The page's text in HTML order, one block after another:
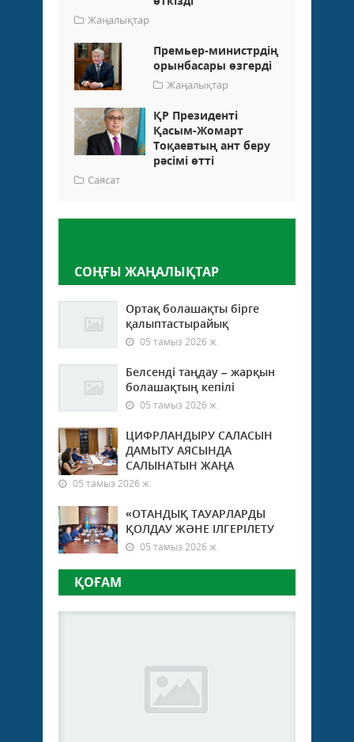
Жаңалықтар
Премьер-министрдің
орынбасары өзгерді
Жаңалықтар
ҚР Президенті
Қасым-Жомарт
Тоқаевтың ант беру
рәсімі өтті
Саясат
СОҢҒЫ ЖАҢАЛЫҚТАР
Ортақ болашақты бірге
қалыптастырайық
05 тамыз 2026 ж.
Белсенді таңдау – жарқын
болашақтың кепілі
05 тамыз 2026 ж.
ЦИФРЛАНДЫРУ САЛАСЫН
ДАМЫТУ АЯСЫНДА
САЛЫНАТЫН ЖАҢА
05 тамыз 2026 ж.
«ОТАНДЫҚ ТАУАРЛАРДЫ
ҚОЛДАУ ЖӘНЕ ІЛГЕРІЛЕТУ
05 тамыз 2026 ж.
ҚОҒАМ